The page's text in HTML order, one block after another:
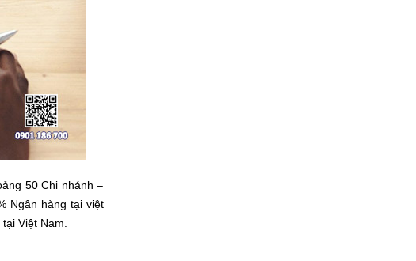
50 Chi nhánh –
Ngân hàng tại việt
Việt Nam.